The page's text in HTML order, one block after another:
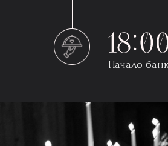
Начало